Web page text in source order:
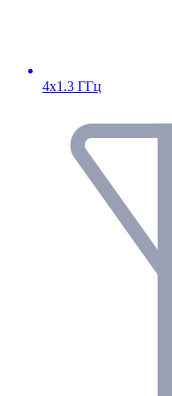
4х1.3 ГГц